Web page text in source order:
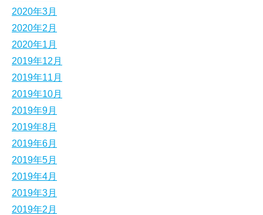
2020年3月
2020年2月
2020年1月
2019年12月
2019年11月
2019年10月
2019年9月
2019年8月
2019年6月
2019年5月
2019年4月
2019年3月
2019年2月